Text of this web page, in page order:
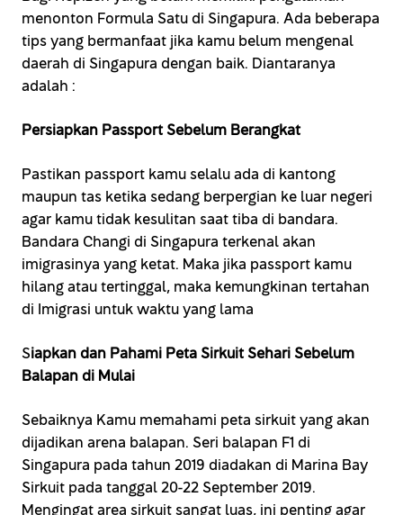
menonton Formula Satu di Singapura. Ada beberapa
tips yang bermanfaat jika kamu belum mengenal
daerah di Singapura dengan baik. Diantaranya
adalah :
Persiapkan Passport Sebelum Berangkat
Pastikan passport kamu selalu ada di kantong
maupun tas ketika sedang berpergian ke luar negeri
agar kamu tidak kesulitan saat tiba di bandara.
Bandara Changi di Singapura terkenal akan
imigrasinya yang ketat. Maka jika passport kamu
hilang atau tertinggal, maka kemungkinan tertahan
di Imigrasi untuk waktu yang lama
Siapkan dan Pahami Peta Sirkuit Sehari Sebelum
Balapan di Mulai
Sebaiknya Kamu memahami peta sirkuit yang akan
dijadikan arena balapan. Seri balapan F1 di
Singapura pada tahun 2019 diadakan di Marina Bay
Sirkuit pada tanggal 20-22 September 2019.
Mengingat area sirkuit sangat luas, ini penting agar